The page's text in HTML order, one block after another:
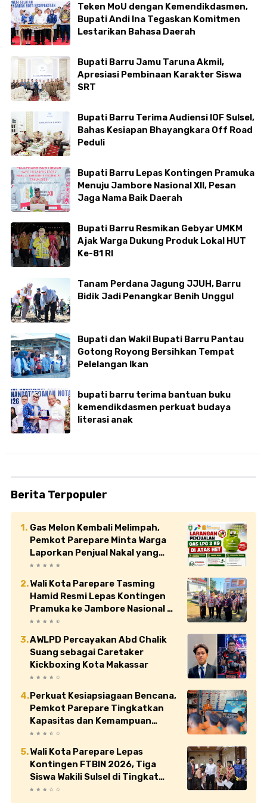
Teken MoU dengan Kemendikdasmen,
Bupati Andi Ina Tegaskan Komitmen
Lestarikan Bahasa Daerah
Bupati Barru Jamu Taruna Akmil,
Apresiasi Pembinaan Karakter Siswa
SRT
Bupati Barru Terima Audiensi IOF Sulsel,
Bahas Kesiapan Bhayangkara Off Road
Peduli
Bupati Barru Lepas Kontingen Pramuka
Menuju Jambore Nasional XII, Pesan
Jaga Nama Baik Daerah
Bupati Barru Resmikan Gebyar UMKM
Ajak Warga Dukung Produk Lokal HUT
Ke-81 RI
Tanam Perdana Jagung JJUH, Barru
Bidik Jadi Penangkar Benih Unggul
Bupati dan Wakil Bupati Barru Pantau
Gotong Royong Bersihkan Tempat
Pelelangan Ikan
bupati barru terima bantuan buku
kemendikdasmen perkuat budaya
literasi anak
Berita Terpopuler
Gas Melon Kembali Melimpah,
Pemkot Parepare Minta Warga
Laporkan Penjual Nakal yang
Jual di Atas HET
Wali Kota Parepare Tasming
Hamid Resmi Lepas Kontingen
Pramuka ke Jambore Nasional XII
di Cibubur
AWLPD Percayakan Abd Chalik
Suang sebagai Caretaker
Kickboxing Kota Makassar
Perkuat Kesiapsiagaan Bencana,
Pemkot Parepare Tingkatkan
Kapasitas dan Kemampuan
Manajerial TRC BPBD
Wali Kota Parepare Lepas
Kontingen FTBIN 2026, Tiga
Siswa Wakili Sulsel di Tingkat
Nasional